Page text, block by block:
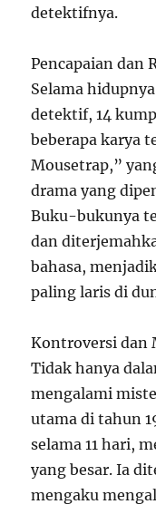
detektifnya.
Pencapaian dan
Selama
detektif, 14
beberapa karya
Mousetrap,”
drama yang
Buku-bukunya
dan
bahasa,
paling laris di
Kontroversi dan
Tidak hanya
mengalami
utama di tahun
selama 11 hari,
yang besar. Ia
mengaku